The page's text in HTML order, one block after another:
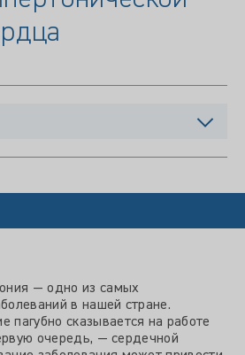
— одно из самых
в нашей стране.
пагубно сказывается на работе
очередь, — сердечной